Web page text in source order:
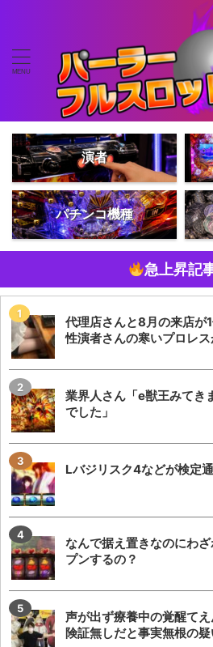
演者
パチンコ機種
急上昇記
代理店さんと8月の来店が
性演者さんの寒いプロレ
業界人さん「e獣王みてき
でした」
Lバジリスク4などが検定通
なんで据え置きなのにわ
プンするの？
声が出ず療養中の覚醒て
険証無しだと事実無根の